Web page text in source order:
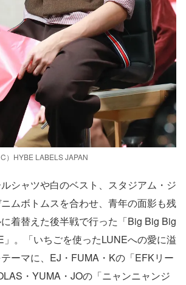
）HYBE LABELS JAPAN
シャツや白のベスト、スタジアム・ジ
ムボトムスを合わせ、青年の面影も残
着替えた後半戦で行った「Big Big Big
」。「いちごを使ったLUNEへの愛に溢
ーマに、EJ・FUMA・Kの「EFKリー
・YUMA・JOの「ニャンニャンジ